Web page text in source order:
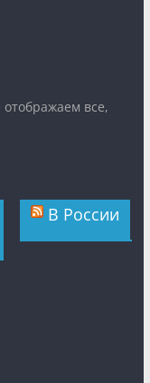
все,
В России